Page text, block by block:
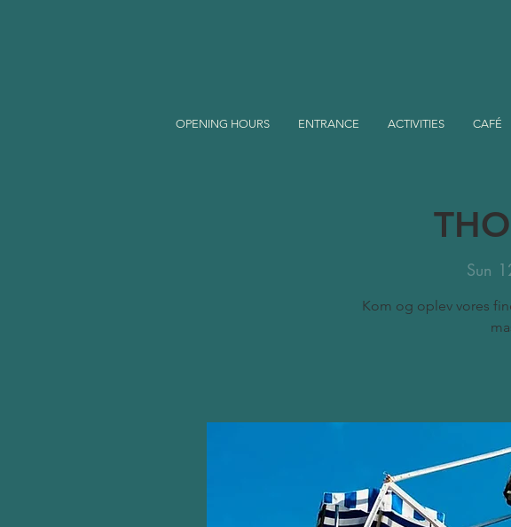
OPENING HOURS ENTRANCE ACTIVITIES CAFÉ
Sun
Kom og oplev vores